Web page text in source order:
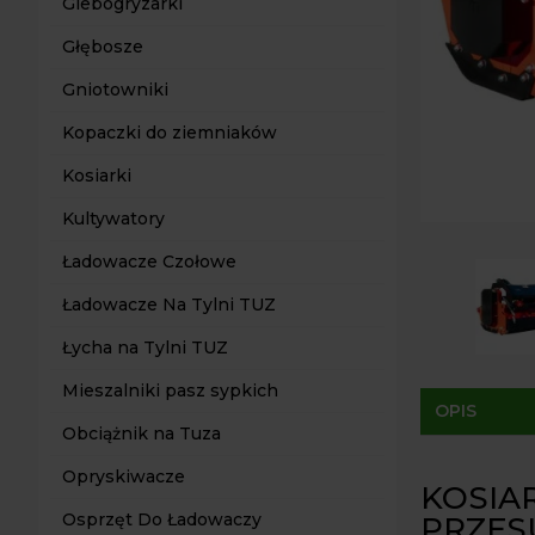
Głębosze
Gniotowniki
Kopaczki do ziemniaków
Kosiarki
Kultywatory
Ładowacze Czołowe
Ładowacze Na Tylni TUZ
Łycha na Tylni TUZ
Mieszalniki pasz sypkich
Obciążnik na Tuza
Opryskiwacze
Osprzęt Do Ładowaczy
OPIS